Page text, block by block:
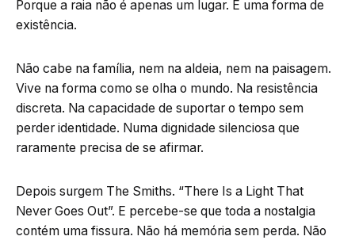
Porque a raia não é apenas um lugar. É uma forma de
existência.
Não cabe na família, nem na aldeia, nem na paisagem.
Vive na forma como se olha o mundo. Na resistência
discreta. Na capacidade de suportar o tempo sem
perder identidade. Numa dignidade silenciosa que
raramente precisa de se afirmar.
Depois surgem The Smiths. “There Is a Light That
Never Goes Out”. E percebe-se que toda a nostalgia
contém uma fissura. Não há memória sem perda. Não